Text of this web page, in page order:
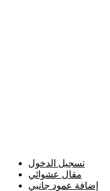
تسجيل الدخول
مقال عشوائي
إضافة عمود جانبي